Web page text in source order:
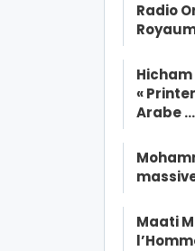
Radio
«
Arabe …
Maati